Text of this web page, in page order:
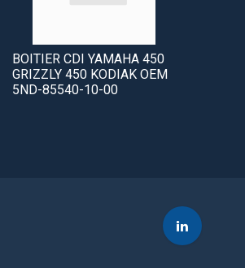
BOITIER CDI YAMAHA 450
GRIZZLY 450 KODIAK OEM
5ND-85540-10-00